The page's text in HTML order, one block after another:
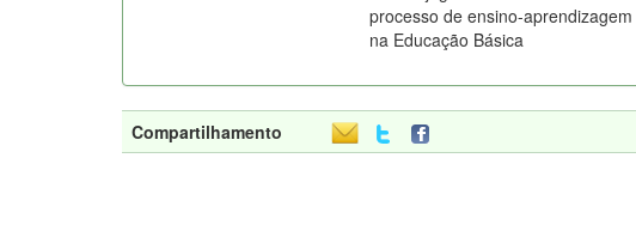
processo de ensino-aprendizagem
na Educação Básica
Compartilhamento